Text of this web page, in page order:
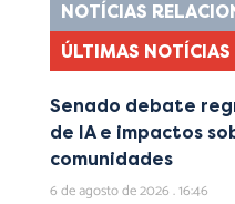
NOTÍCIAS
ÚLTIMAS NOTÍCIAS
Senado debate
de IA e impactos
comunidades
6 de agosto de 2026 16:46